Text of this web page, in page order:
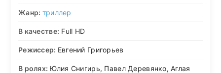
Жанр: триллер
В качестве: Full HD
Режиссер: Евгений Григорьев
В ролях: Юлия Снигирь, Павел Деревянко, Аглая